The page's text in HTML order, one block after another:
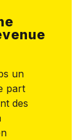
un
part
des